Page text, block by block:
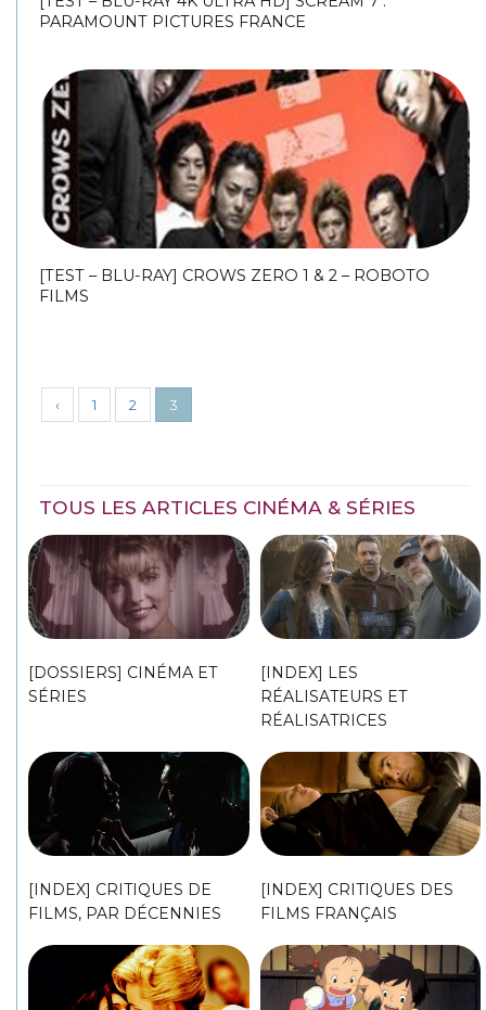
PARAMOUNT PICTURES FRANCE
[TEST – BLU-RAY] CROWS ZERO 1 & 2 – ROBOTO
FILMS
‹ 1 2 3
TOUS LES ARTICLES CINÉMA & SÉRIES
[DOSSIERS] CINÉMA ET
SÉRIES
[INDEX] LES
RÉALISATEURS ET
RÉALISATRICES
[INDEX] CRITIQUES DE
FILMS, PAR DÉCENNIES
[INDEX] CRITIQUES DES
FILMS FRANÇAIS